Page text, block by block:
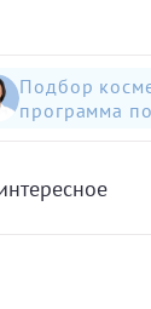
Подбор
программа